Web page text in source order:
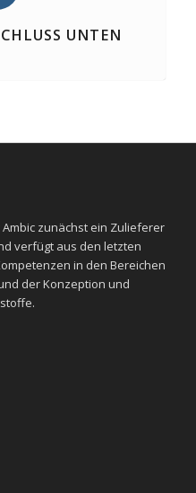
UNTEN
zunächst ein Zulieferer
verfügt aus den letzten
in den Bereichen
der Konzeption und